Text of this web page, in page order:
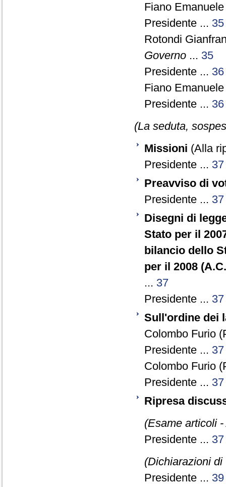
Fiano
Presidente ... 35
Rotondi
Governo ... 35
Presidente ... 36
Fiano
Presidente ... 36
(La seduta,
Missioni (Alla
Presidente ... 37
Preavviso di
Presidente ... 37
Disegni di
Stato per il
bilancio dello
per il 2008
... 37
Presidente ... 37
Sull'ordine dei
Colombo Furio
Presidente ... 37
Colombo Furio
Presidente ... 37
Ripresa
(Esame articoli
Presidente ... 37
(Dichiarazioni
Presidente ... 39